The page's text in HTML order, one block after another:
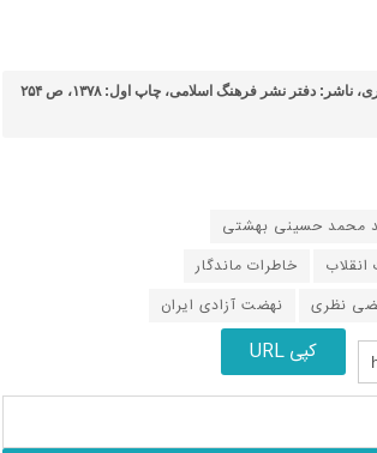
منبع: خاطرات ماندگار {از زندگی آیت‌الله دکتر سیدمحمد حسینی بهشتی}، مرتضی نظری، ناشر: دفتر نشر فرهنگ اسلامی، چاپ اول: ۱۳۷۸، ص ۲۵۴
محمد حسینی بهشتی
خاطرات ماندگار
نظری نهضت آزادی ایران
کپی URL